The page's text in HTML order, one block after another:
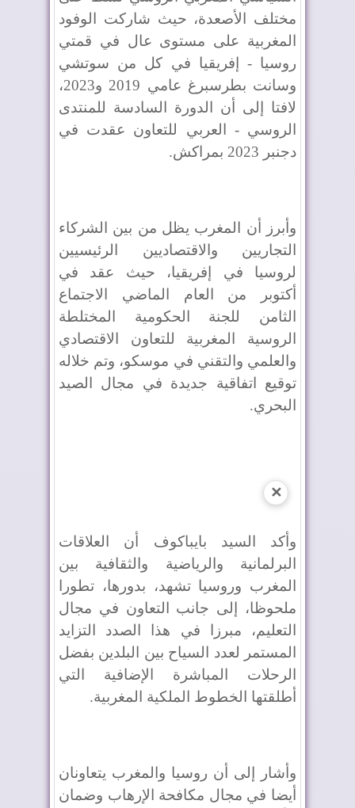
مختلف الأصعدة، حيث شاركت الوفود
المغربية على مستوى عال في قمتي
روسيا - إفريقيا في كل من سوتشي
وسانت بطرسبرغ عامي 2019 و2023،
لافتا إلى أن الدورة السادسة للمنتدى
الروسي - العربي للتعاون عقدت في
دجنبر 2023 بمراكش.
وأبرز أن المغرب يظل من بين الشركاء
التجاريين والاقتصاديين الرئيسيين
لروسيا في إفريقيا، حيث عقد في
أكتوبر من العام الماضي الاجتماع
الثامن للجنة الحكومية المختلطة
الروسية المغربية للتعاون الاقتصادي
والعلمي والتقني في موسكو، وتم خلاله
توقيع اتفاقية جديدة في مجال الصيد
البحري.
✕
وأكد السيد بايباكوف أن العلاقات
البرلمانية والرياضية والثقافية بين
المغرب وروسيا تشهد، بدورها، تطورا
ملحوظا، إلى جانب التعاون في مجال
التعليم، مبرزا في هذا الصدد التزايد
المستمر لعدد السياح بين البلدين بفضل
الرحلات المباشرة الإضافية التي
أطلقتها الخطوط الملكية المغربية.
وأشار إلى أن روسيا والمغرب يتعاونان
أيضا في مجال مكافحة الإرهاب وضمان